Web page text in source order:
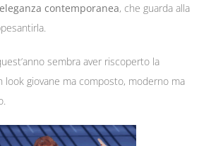
eleganza contemporanea, che guarda alla
sembra aver riscoperto la
look giovane ma composto, moderno ma